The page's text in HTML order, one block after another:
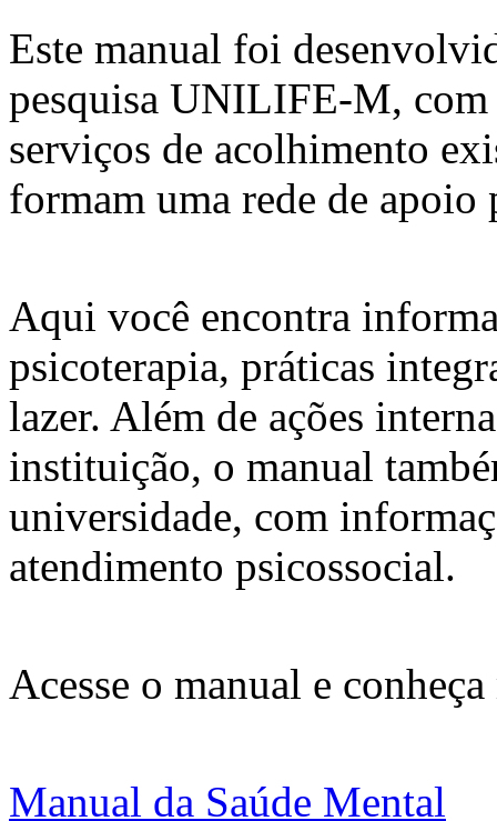
Este manual foi
pesquisa UNILIFE-M,
serviços de acolhimento
formam uma rede de apoio
Aqui você encontra
psicoterapia, práticas
lazer. Além de ações
instituição, o manual
universidade, com
atendimento psicossocial.
Acesse o manual e
Manual da Saúde Mental